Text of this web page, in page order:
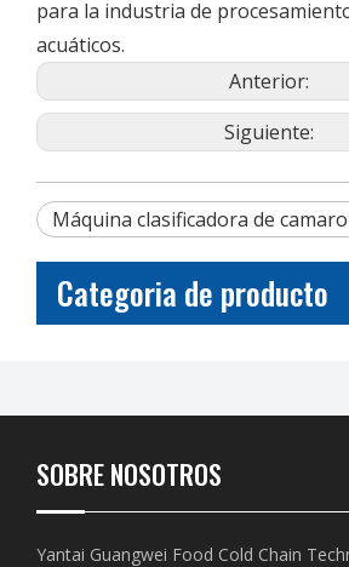
para la industria de
acuáticos.
Anterior:
Siguiente:
Máquina clasificadora de
Categoria de producto
SOBRE NOSOTROS
Yantai Guangwei Food Cold Chain